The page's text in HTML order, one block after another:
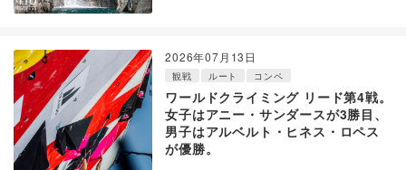
2026年07月13日
観戦 ルート コンペ
ワールドクライミング リード第4戦。
女子はアニー・サンダースが3勝目、
男子はアルベルト・ヒネス・ロペス
が優勝。